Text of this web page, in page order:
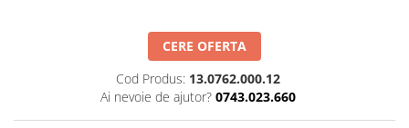
Usi glisante automate
Componente usi glisante manuale
CERE OFERTA
Cod Produs: 13.0762.000.12
Ai nevoie de ajutor? 0743.023.660